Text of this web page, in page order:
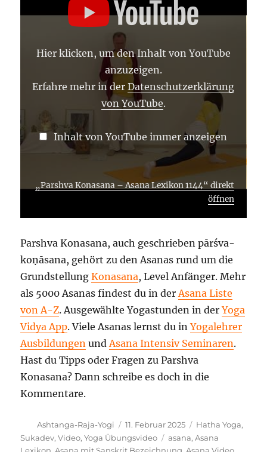
ASANA
VON
YOUTUBE
Hier klicken, um den Inhalt von YouTube
anzuzeigen.
Erfahre mehr in derDatenschutzerklärung
von YouTube.
Inhalt von YouTube immer anzeigen
„Parshva Konasana – Asana Lexikon 1144“ direkt
öffnen
Parshva Konasana, auch geschrieben pārśva-
koṇāsana, gehört zu den Asanas rund um die
GrundstellungKonasana, Level Anfänger. Mehr
als 5000 Asanas findest du in derAsana Liste
von A-Z. Ausgewählte Yogastunden in derYoga
Vidya App. Viele Asanas lernst du inYogalehrer
Ausbildungen undAsana Intensiv Seminaren.
Hast du Tipps oder Fragen zu Parshva
Konasana? Dann schreibe es doch in die
Kommentare.
Autor
Ashtanga-Raja-Yogi
Veröffentlicht
am
11. Februar 2025 Kategorien
Hatha Yoga,
Sukadev,Video,Yoga Übungsvideo Schlagwörter
asana,Asana
Lexikon,Asana mit Sanskrit Bezeichnung,Asana Video,